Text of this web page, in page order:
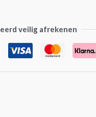
veilig afrekenen